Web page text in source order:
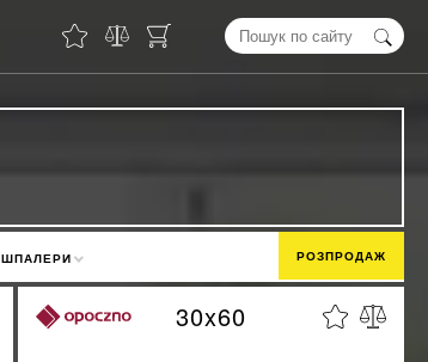
ШПАЛЕРИ РОЗПРОДАЖ
30x60